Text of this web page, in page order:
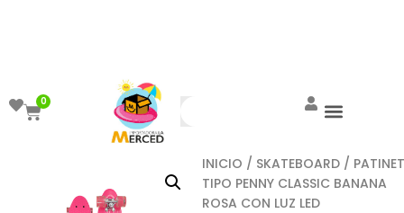
0
INICIO / SKATEBOARD /
TIPO PENNY CLASSIC BANANA
ROSA CON LUZ LED